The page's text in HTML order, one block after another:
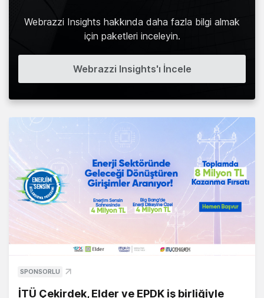
Webrazzi Insights hakkında daha fazla bilgi almak
için paketleri inceleyin.
Webrazzi Insights'ı İncele
SPONSORLU
İTÜ Çekirdek, Elder ve EPDK iş birliğiyle